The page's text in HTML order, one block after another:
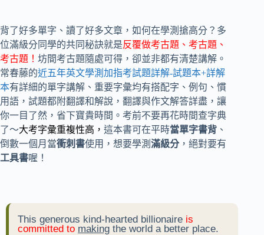
背了好多單字、讀了好多文章，如何在學測搶高分？多
位滿級分同學的共同秘訣就是反覆做考古題、考古題、
考古題！ 坊間考古題隨處可得，卻並非都有清楚講解。
常春藤的近五年英文學測加指考試題詳解-試題本+詳解
本有詳細的單字講解、重要字彙均有搭配字、例句、慣
用語，試題都附翻譯和解說，翻譯與作文解答詳盡，讓
你一目了然，省下寶貴時間。考前不要再花時間查字典
了～大考字彙重複性高， 這本書可在平時當單字書背 、
倒數一個月當衝刺書使用，想要學測 滿級分，絕對要有
工具書喔！
This generous kind-hearted billionaire is
committed to making the world a better place.